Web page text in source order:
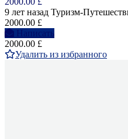
9 лет назад Туризм-
2000.00 £
Написать
2000.00 £
Удалить из избранного